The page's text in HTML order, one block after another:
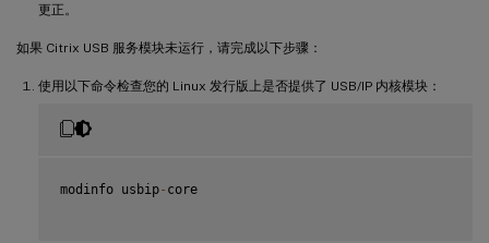
更正。
如果 Citrix USB 服务模块未运行，请完成以下步骤：
使用以下命令检查您的 Linux 发行版上是否提供了 USB/IP 内核模块：
modinfo usbip- core